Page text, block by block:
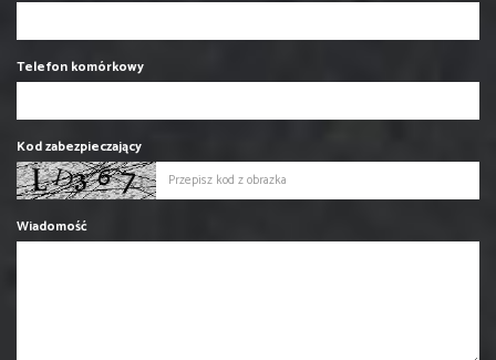
Telefon komórkowy
Kod zabezpieczający
Wiadomość